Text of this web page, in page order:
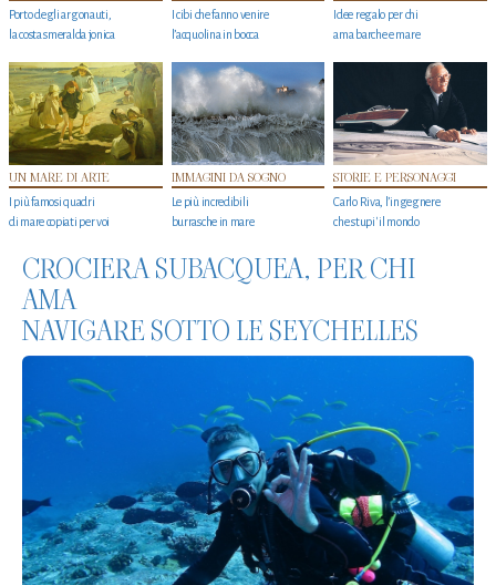
Porto degli argonauti,
la costa smeralda jonica
I cibi che fanno venire
l’acquolina in bocca
Idee regalo per chi
ama barche e mare
UN MARE DI ARTE
I più famosi quadri
di mare copiati per voi
IMMAGINI DA SOGNO
Le più incredibili
burrasche in mare
STORIE E PERSONAGGI
Carlo Riva, l’ingegnere
che stupi' il mondo
CROCIERA SUBACQUEA, PER CHI
AMA
NAVIGARE SOTTO LE SEYCHELLES